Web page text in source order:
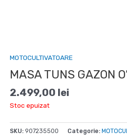
MOTOCULTIVATOARE
MASA TUNS GAZON
2.499,00 lei
Stoc epuizat
SKU: 907235500 Categorie: